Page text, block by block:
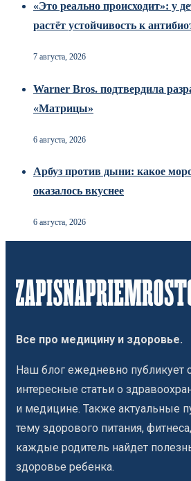
«Это реально происходит»: у
растёт устойчивость к
7 августа, 2026
Warner Bros. подтвердила
«Матрицы»
6 августа, 2026
Арбуз против дыни: какое
оказалось вкуснее
6 августа, 2026
Все про медицину и здоровье.
Наш блог ежедневно
интересные статьи о
и медицине. Также актуальные
тему здорового питания,
каждые родитель найдет
здоровье ребенка.